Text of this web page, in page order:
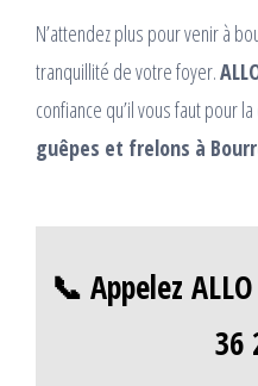
N’attendez plus pour venir à
tranquillité de votre foyer.
confiance qu’il vous faut pour la
guêpes et frelons à
📞 Appelez
36